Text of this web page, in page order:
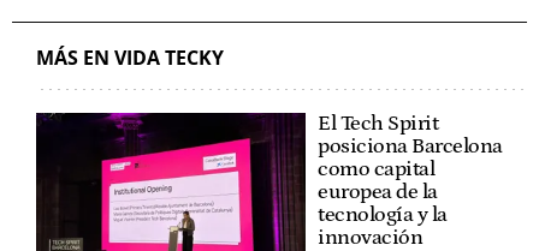
MÁS EN VIDA TECKY
El Tech Spirit
posiciona Barcelona
como capital
europea de la
tecnología y la
innovación